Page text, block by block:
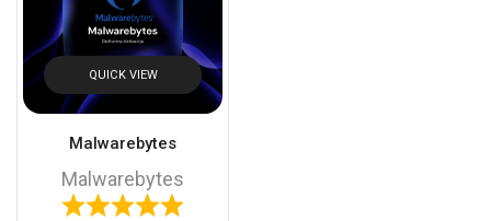
QUICK VIEW
Malwarebytes
Malwarebytes